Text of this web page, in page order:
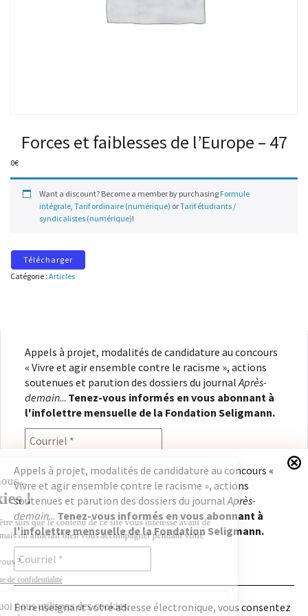
Forces et faiblesses de l’Europe – 47
0€
Want a discount? Become a member by purchasing Formule
intégrale, Tarif ordinaire (numérique) orTarif étudiants /
syndicalistes (numérique)!
Télécharger
Catégorie : Articles
Appels à projet, modalités de candidature au concours
« Vivre et agir ensemble contre le racisme », actions
soutenues et parution des dossiers du journal Après-
demain... Tenez-vous informés en vous abonnant à
l'infolettre mensuelle de la Fondation Seligmann.
En renseignant votre adresse électronique, vous
consentez à recevoir l'infolettre de la Fondation
Seligmann, conformément à notrepolitique de
confidentialité. Il vous sera possible de vous
désabonner à tout moment.
Appels à projet, modalités de candidature au concours «
Vivre et agir ensemble contre le racisme », actions
soutenues et parution des dossiers du journalAprès-
demain... Tenez-vous informés en vous abonnant à
l'infolettre mensuelle de la Fondation Seligmann.
En renseignant votre adresse électronique, vous consentez